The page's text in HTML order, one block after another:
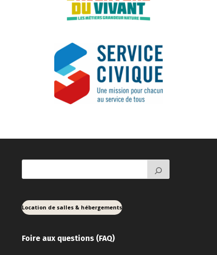
Location de salles & hébergements
Foire aux questions (FAQ)